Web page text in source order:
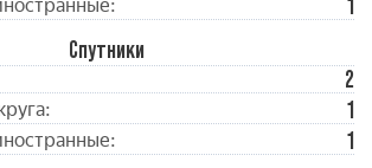
1
Спутники
2
1
1